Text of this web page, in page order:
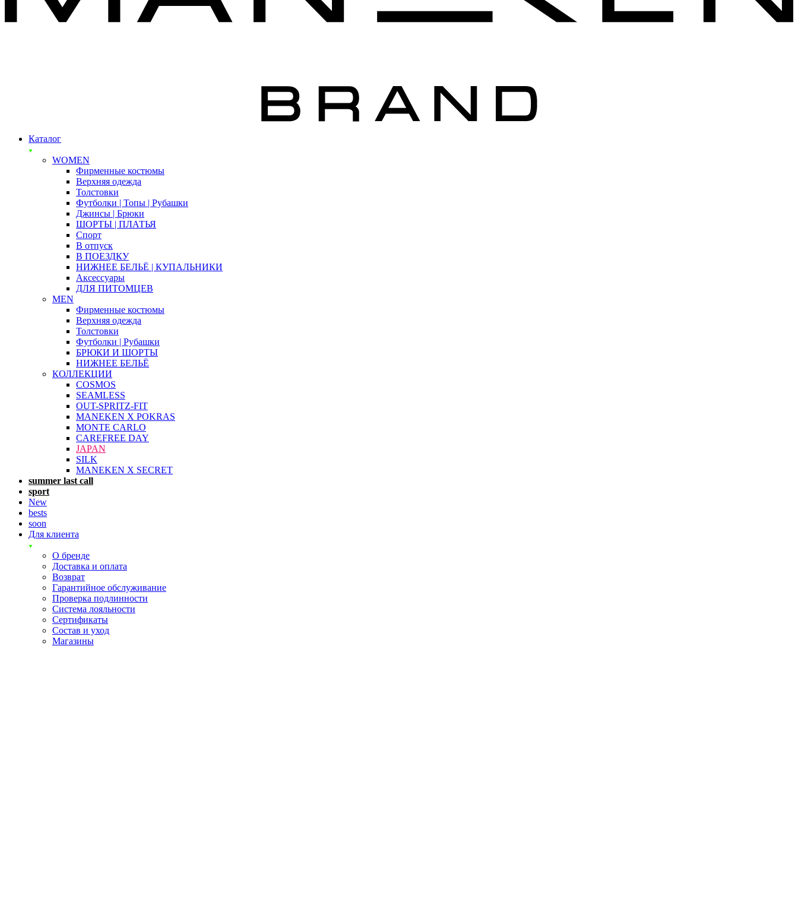
Каталог
WOMEN
Фирменные костюмы
Верхняя одежда
Толстовки
Футболки | Топы | Рубашки
Джинсы | Брюки
ШОРТЫ | ПЛАТЬЯ
Спорт
В отпуск
В ПОЕЗДКУ
НИЖНЕЕ БЕЛЬЁ | КУПАЛЬНИКИ
Аксессуары
ДЛЯ ПИТОМЦЕВ
MEN
Фирменные костюмы
Верхняя одежда
Толстовки
Футболки | Рубашки
БРЮКИ И ШОРТЫ
НИЖНЕЕ БЕЛЬЁ
КОЛЛЕКЦИИ
COSMOS
SEAMLESS
OUT-SPRITZ-FIT
MANEKEN X POKRAS
MONTE CARLO
CAREFREE DAY
JAPAN
SILK
MANEKEN X SECRET
summer last call
sport
New
bests
soon
Для клиента
О бренде
Доставка и оплата
Возврат
Гарантийное обслуживание
Проверка подлинности
Система лояльности
Сертификаты
Состав и уход
Магазины